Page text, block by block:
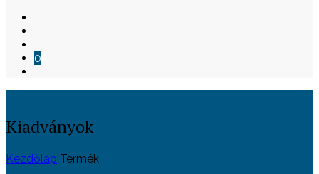
0
Kiadványok
Kezdőlap Termék